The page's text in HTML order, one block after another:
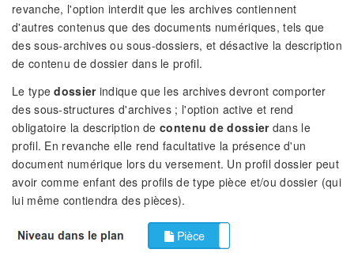
revanche, l'option interdit que les archives contiennent
d'autres contenus que des documents numériques, tels que
des sous-archives ou sous-dossiers, et désactive la description
de contenu de dossier dans le profil.
Le typedossierindique que les archives devront comporter
des sous-structures d'archives ; l'option active et rend
obligatoire la description decontenu de dossierdans le
profil. En revanche elle rend facultative la présence d'un
document numérique lors du versement. Un profil dossier peut
avoir comme enfant des profils de type pièce et/ou dossier (qui
lui même contiendra des pièces).